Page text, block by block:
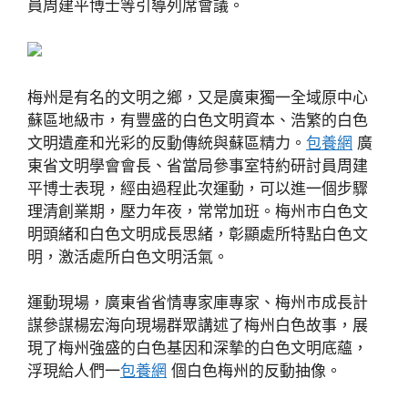
員周建平博士等引導列席會議。
梅州是有名的文明之鄉，又是廣東獨一全域原中心
蘇區地級市，有豐盛的白色文明資本、浩繁的白色
文明遺產和光彩的反動傳統與蘇區精力。 包養網 廣
東省文明學會會長、省當局參事室特約研討員周建
平博士表現，經由過程此次運動，可以進一個步驟
理清創業期，壓力年夜，常常加班。梅州市白色文
明頭緒和白色文明成長思緒，彰顯處所特點白色文
明，激活處所白色文明活氣。
運動現場，廣東省省情專家庫專家、梅州市成長計
謀參謀楊宏海向現場群眾講述了梅州白色故事，展
現了梅州強盛的白色基因和深摯的白色文明底蘊，
浮現給人們一包養網 個白色梅州的反動抽像。